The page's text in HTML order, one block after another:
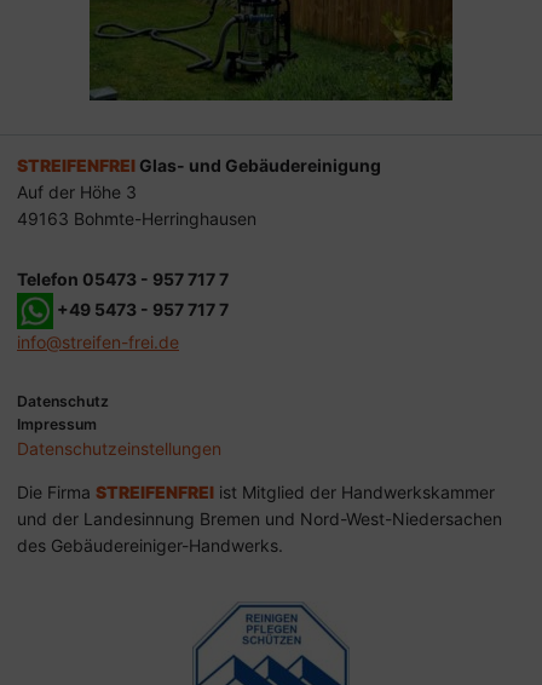
STREIFENFREI Glas- und Gebäudereinigung
Auf der Höhe 3
49163 Bohmte-Herringhausen
Telefon 05473 - 957 717 7
+49 5473 - 957 717 7
info@streifen-frei.de
Datenschutz
Impressum
Datenschutz­einstellungen
Die Firma STREIFENFREI ist Mitglied der Handwerkskammer
und der Landesinnung Bremen und Nord-West-Niedersachen
des Gebäudereiniger-Handwerks.